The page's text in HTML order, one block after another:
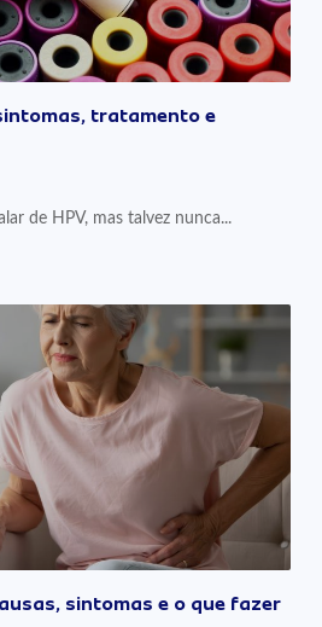
tratamento e
de HPV, mas talvez nunca...
sintomas e o que fazer